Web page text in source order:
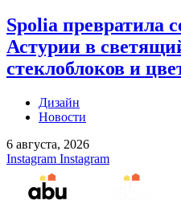
Spolia превратила
Астурии в
стеклоблоков и
Дизайн
Новости
6 августа, 2026
Instagram Instagram